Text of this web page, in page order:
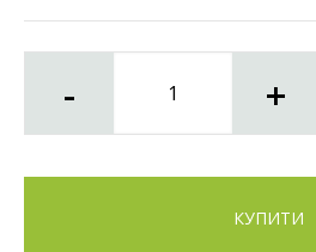
- +
КУПИТИ